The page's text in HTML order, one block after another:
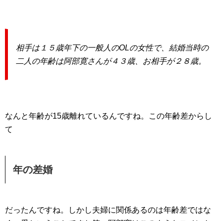
相手は１５歳年下の一般人のOLの女性で、結婚当時の
二人の年齢は阿部寛さんが４３歳、お相手が２８歳。
なんと年齢が15歳離れているんですね。この年齢差からし
て
年の差婚
だったんですね。しかし夫婦に関係あるのは年齢差ではな